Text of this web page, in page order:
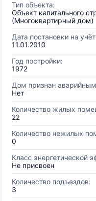
Тип объекта:
Объект капитального
(Многоквартирный дом)
Дата постановки на
11.01.2010
Год постройки:
1972
Дом признан
Нет
Количество жилых
22
Количество нежилых
0
Класс энергетической
Не присвоен
Количество подъездов:
3